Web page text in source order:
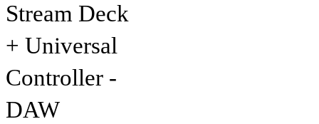
Stream Deck
+ Universal
Controller -
DAW